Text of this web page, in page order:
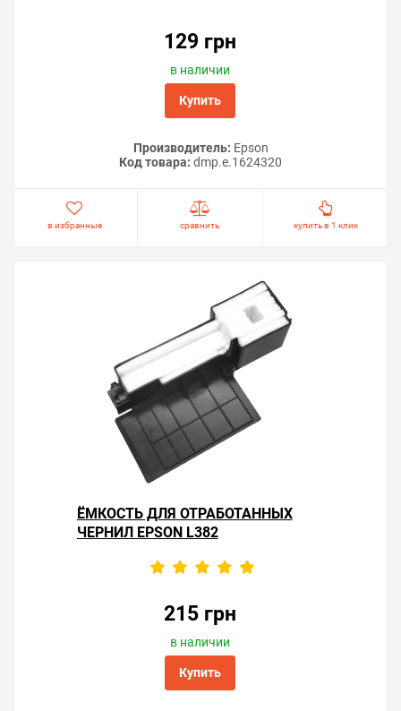
129 грн
в наличии
Купить
Производитель: Epson
Код товара: dmp.e.1624320
в избранные сравнить купить в 1 клик
ЁМКОСТЬ ДЛЯ ОТРАБОТАННЫХ
ЧЕРНИЛ EPSON L382
215 грн
в наличии
Купить